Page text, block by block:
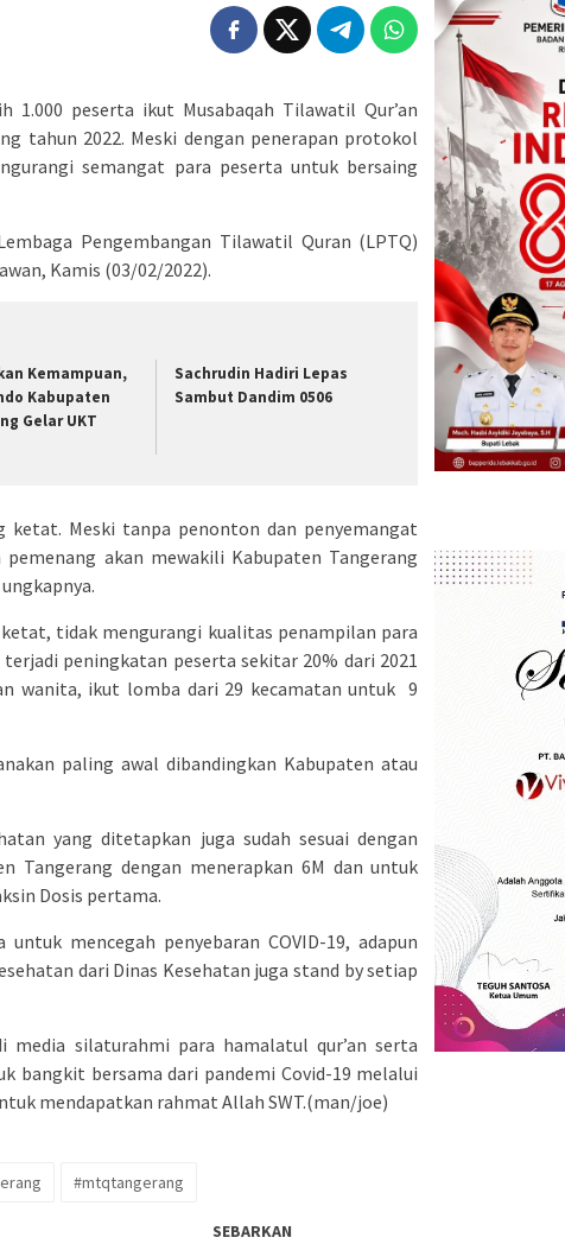
1.000 peserta ikut Musabaqah Tilawatil Qur’an
tahun 2022. Meski dengan penerapan protokol
semangat para peserta untuk bersaing
Pengembangan Tilawatil Quran (LPTQ)
Kamis (03/02/2022).
Kemampuan,
Kabupaten
Gelar UKT
Sachrudin Hadiri Lepas
Sambut Dandim 0506
Meski tanpa penonton dan penyemangat
akan mewakili Kabupaten Tangerang
tidak mengurangi kualitas penampilan para
peningkatan peserta sekitar 20% dari 2021
wanita, ikut lomba dari 29 kecamatan untuk 9
paling awal dibandingkan Kabupaten atau
yang ditetapkan juga sudah sesuai dengan
Tangerang dengan menerapkan 6M dan untuk
Dosis pertama.
mencegah penyebaran COVID-19, adapun
dari Dinas Kesehatan juga stand by setiap
silaturahmi para hamalatul qur’an serta
bangkit bersama dari pandemi Covid-19 melalui
mendapatkan rahmat Allah SWT.(man/joe)
#mtqtangerang
SEBARKAN